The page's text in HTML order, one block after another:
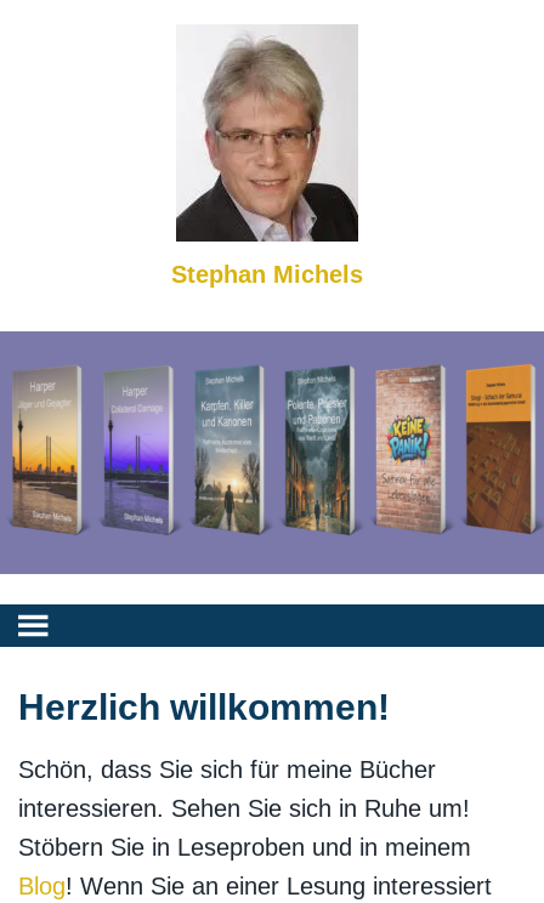
Stephan Michels
Herzlich willkommen!
Schön, dass Sie sich für meine Bücher
interessieren. Sehen Sie sich in Ruhe um!
Stöbern Sie in Leseproben und in meinem
Blog! Wenn Sie an einer Lesung interessiert